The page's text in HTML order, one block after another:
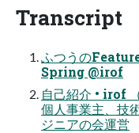
Transcript
ふつうの
Spring @irof
自己紹介 • irof
個人事業主、技
ジニアの会運営